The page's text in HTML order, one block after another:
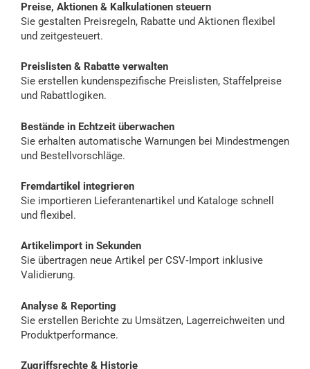
Preise, Aktionen & Kalkulationen steuern
Sie gestalten Preisregeln, Rabatte und Aktionen flexibel
und zeitgesteuert.
Preislisten & Rabatte verwalten
Sie erstellen kundenspezifische Preislisten, Staffelpreise
und Rabattlogiken.
Bestände in Echtzeit überwachen
Sie erhalten automatische Warnungen bei Mindestmengen
und Bestellvorschläge.
Fremdartikel integrieren
Sie importieren Lieferantenartikel und Kataloge schnell
und flexibel.
Artikelimport in Sekunden
Sie übertragen neue Artikel per CSV‑Import inklusive
Validierung.
Analyse & Reporting
Sie erstellen Berichte zu Umsätzen, Lagerreichweiten und
Produktperformance.
Zugriffsrechte & Historie